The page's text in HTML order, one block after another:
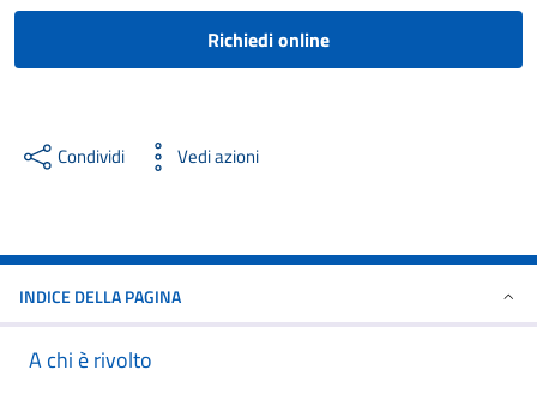
Richiedi online
Condividi Vedi azioni
INDICE DELLA PAGINA
A chi è rivolto